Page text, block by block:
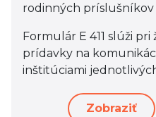
rodinných príslušníkov
Formulár E 411 slúži
prídavky na
inštitúciami
Zobraziť